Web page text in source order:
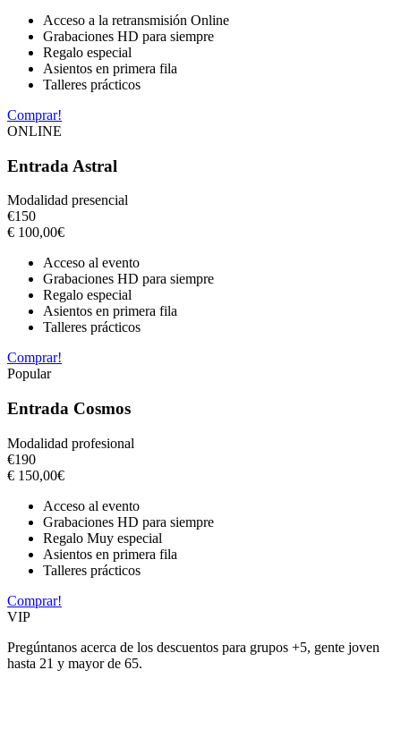
Acceso a la retransmisión Online
Grabaciones HD para siempre
Regalo especial
Asientos en primera fila
Talleres prácticos
Comprar!
ONLINE
Entrada Astral
Modalidad presencial
€150
€ 100,00€
Acceso al evento
Grabaciones HD para siempre
Regalo especial
Asientos en primera fila
Talleres prácticos
Comprar!
Popular
Entrada Cosmos
Modalidad profesional
€190
€ 150,00€
Acceso al evento
Grabaciones HD para siempre
Regalo Muy especial
Asientos en primera fila
Talleres prácticos
Comprar!
VIP
Pregúntanos acerca de los descuentos para grupos +5, gente joven
hasta 21 y mayor de 65.